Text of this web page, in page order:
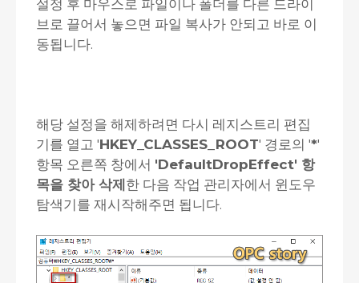
설정 후 마우스로 파일이나 폴더를 다른 드라이
브로 끌어서 놓으면 파일 복사가 안되고 바로 이
동됩니다.
해당 설정을 해제하려면 다시 레지스트리 편집
기를 열고 'HKEY_CLASSES_ROOT' 경로의 '*'
항목 오른쪽 창에서 'DefaultDropEffect' 항
목을 찾아 삭제한 다음 작업 관리자에서 윈도우
탐색기를 재시작해주면 됩니다.